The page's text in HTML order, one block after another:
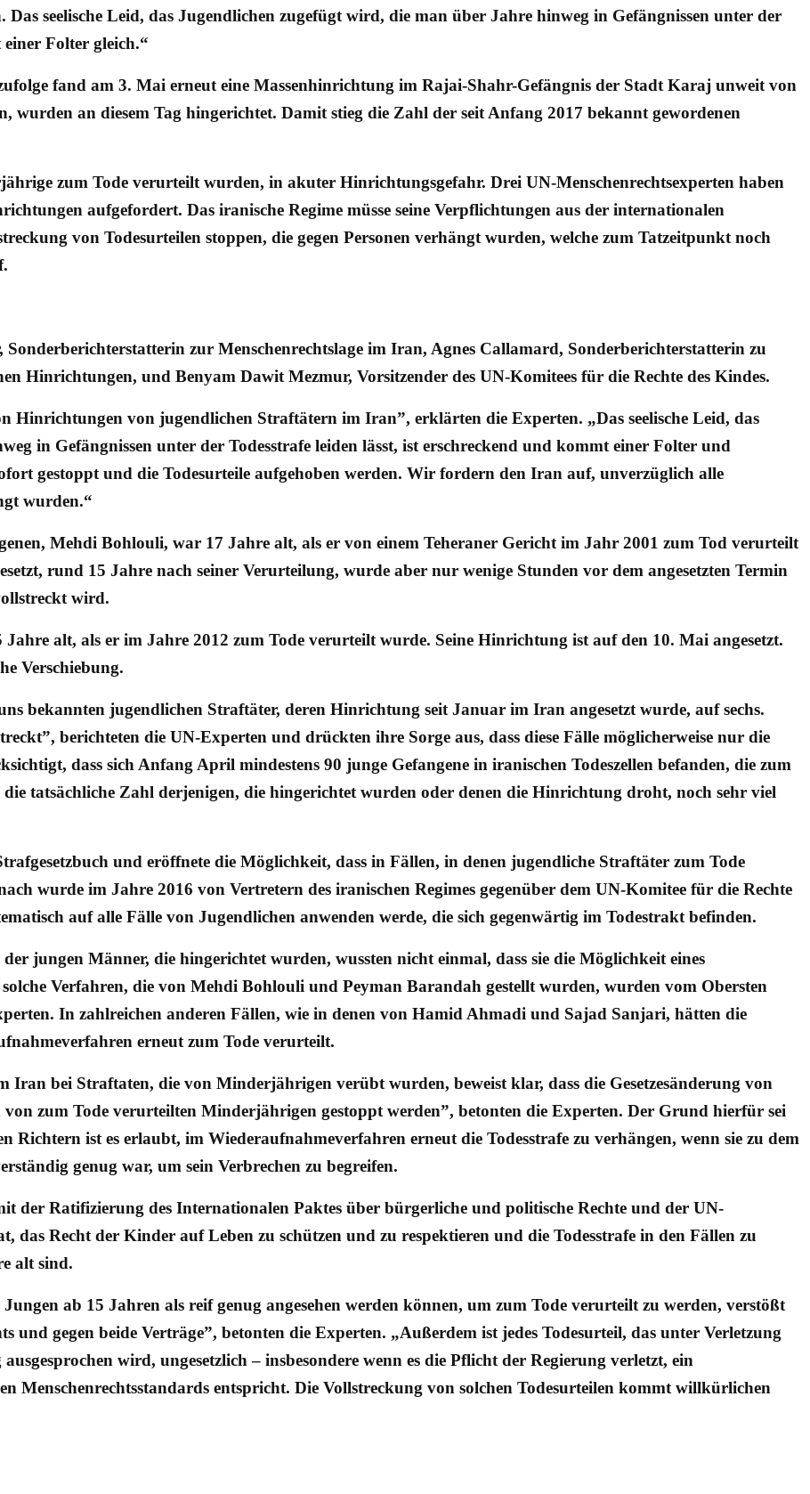
seelische Leid, das Jugendlichen zugefügt wird, die man über Jahre hinweg in Gefängnissen unter der
Folter gleich.“
fand am 3. Mai erneut eine Massenhinrichtung im Rajai-Shahr-Gefängnis der Stadt Karaj unweit von
wurden an diesem Tag hingerichtet. Damit stieg die Zahl der seit Anfang 2017 bekannt gewordenen
zum Tode verurteilt wurden, in akuter Hinrichtungsgefahr. Drei UN-Menschenrechtsexperten haben
aufgefordert. Das iranische Regime müsse seine Verpflichtungen aus der internationalen
von Todesurteilen stoppen, die gegen Personen verhängt wurden, welche zum Tatzeitpunkt noch
zur Menschenrechtslage im Iran, Agnes Callamard, Sonderberichterstatterin zu
Hinrichtungen, und Benyam Dawit Mezmur, Vorsitzender des UN-Komitees für die Rechte des Kindes.
Hinrichtungen von jugendlichen Straftätern im Iran”, erklärten die Experten. „Das seelische Leid, das
in Gefängnissen unter der Todesstrafe leiden lässt, ist erschreckend und kommt einer Folter und
gestoppt und die Todesurteile aufgehoben werden. Wir fordern den Iran auf, unverzüglich alle
wurden.“
Mehdi Bohlouli, war 17 Jahre alt, als er von einem Teheraner Gericht im Jahr 2001 zum Tod verurteilt
rund 15 Jahre nach seiner Verurteilung, wurde aber nur wenige Stunden vor dem angesetzten Termin
wird.
alt, als er im Jahre 2012 zum Tode verurteilt wurde. Seine Hinrichtung ist auf den 10. Mai angesetzt.
Verschiebung.
bekannten jugendlichen Straftäter, deren Hinrichtung seit Januar im Iran angesetzt wurde, auf sechs.
berichteten die UN-Experten und drückten ihre Sorge aus, dass diese Fälle möglicherweise nur die
dass sich Anfang April mindestens 90 junge Gefangene in iranischen Todeszellen befanden, die zum
tatsächliche Zahl derjenigen, die hingerichtet wurden oder denen die Hinrichtung droht, noch sehr viel
und eröffnete die Möglichkeit, dass in Fällen, in denen jugendliche Straftäter zum Tode
wurde im Jahre 2016 von Vertretern des iranischen Regimes gegenüber dem UN-Komitee für die Rechte
auf alle Fälle von Jugendlichen anwenden werde, die sich gegenwärtig im Todestrakt befinden.
jungen Männer, die hingerichtet wurden, wussten nicht einmal, dass sie die Möglichkeit eines
Verfahren, die von Mehdi Bohlouli und Peyman Barandah gestellt wurden, wurden vom Obersten
In zahlreichen anderen Fällen, wie in denen von Hamid Ahmadi und Sajad Sanjari, hätten die
erneut zum Tode verurteilt.
Iran bei Straftaten, die von Minderjährigen verübt wurden, beweist klar, dass die Gesetzesänderung von
zum Tode verurteilten Minderjährigen gestoppt werden”, betonten die Experten. Der Grund hierfür sei
Richtern ist es erlaubt, im Wiederaufnahmeverfahren erneut die Todesstrafe zu verhängen, wenn sie zu dem
genug war, um sein Verbrechen zu begreifen.
der Ratifizierung des Internationalen Paktes über bürgerliche und politische Rechte und der UN-
das Recht der Kinder auf Leben zu schützen und zu respektieren und die Todesstrafe in den Fällen zu
alt sind.
ab 15 Jahren als reif genug angesehen werden können, um zum Tode verurteilt zu werden, verstößt
und gegen beide Verträge”, betonten die Experten. „Außerdem ist jedes Todesurteil, das unter Verletzung
wird, ungesetzlich – insbesondere wenn es die Pflicht der Regierung verletzt, ein
Menschenrechtsstandards entspricht. Die Vollstreckung von solchen Todesurteilen kommt willkürlichen